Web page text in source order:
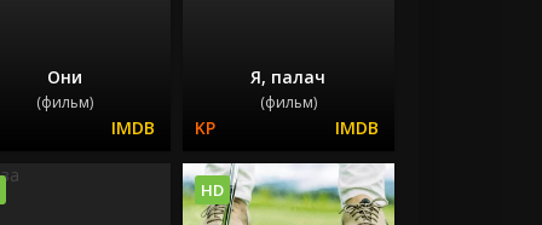
Они
(фильм)
Я, палач
(фильм)
HD